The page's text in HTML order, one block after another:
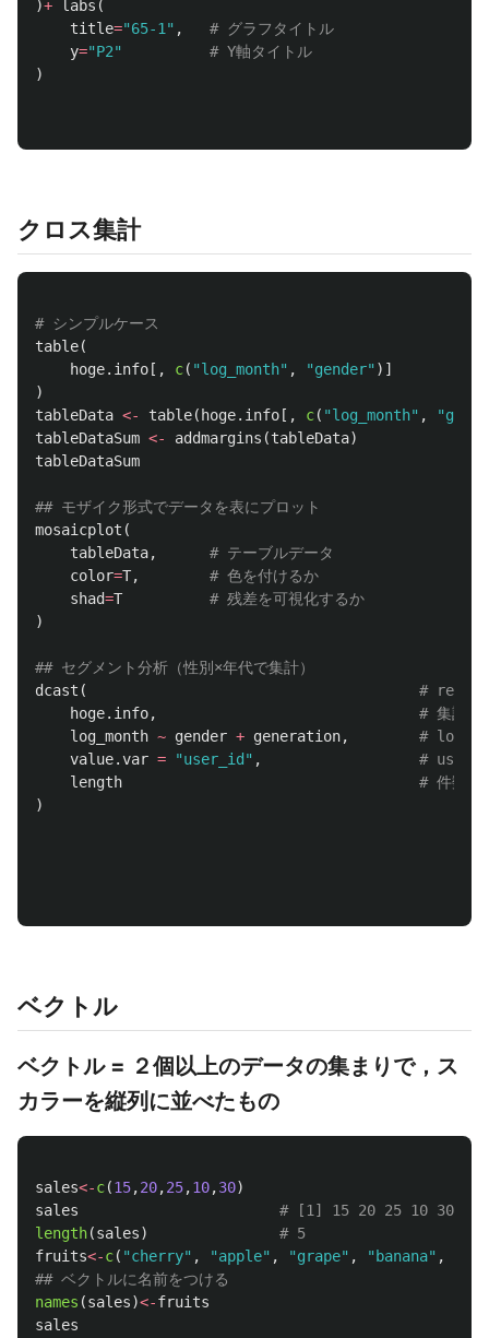
)+ labs (
title="65-1" ,
# グラフタイトル
y="P2"
# Y軸タイトル
)
クロス集計
# シンプルケース
table(
hoge.info [, c( "log_month" , "gender" )]
)
tableData <- table( hoge.info [, c( "log_month" ,
tableDataSum <- addmargins (tableData)
tableDataSum
## モザイク形式でデータを表にプロット
mosaicplot (
tableData,
# テーブルデータ
color=T,
# 色を付けるか
shad=T
# 残差を可視化するか
)
## セグメント分析（性別×年代で集計）
dcast (
#
hoge.info,
# 集計対
log_month ~ gender + generation,
#
value.var = "user_id" ,
#
length
# 件数を
)
ベクトル
ベクトル = ２個以上のデータの集まりで，ス
カラーを縦列に並べたもの
sales<-c(15,20,25,10,30)
sales
# [1] 15 20 25 10 30
length(sales)
# 5
fruits<-c( "cherry" , "apple" , "grape" , "banana" ,
## ベクトルに名前をつける
names (sales)<-fruits
sales